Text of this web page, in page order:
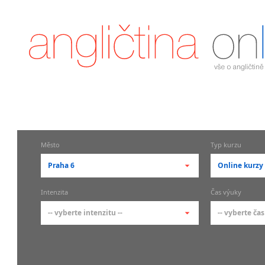
Město
Praha 6
-- vyberte město --
pražské městské části
Typ kurzu
Online
-- vyberte
Intenzita
-- vyberte intenzitu --
Čas výuky
-- vyberte